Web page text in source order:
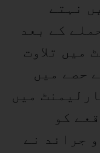
نہتے
کے بعد
میں تلاوت
حصے میں
میں
کو
جرائد نے